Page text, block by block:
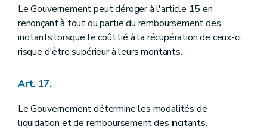
Le Gouvernement peut déroger à l'article 15 en
renonçant à tout ou partie du remboursement des
incitants lorsque le coût lié à la récupération de ceux-ci
risque d'être supérieur à leurs montants.
Art. 17.
Le Gouvernement détermine les modalités de
liquidation et de remboursement des incitants.